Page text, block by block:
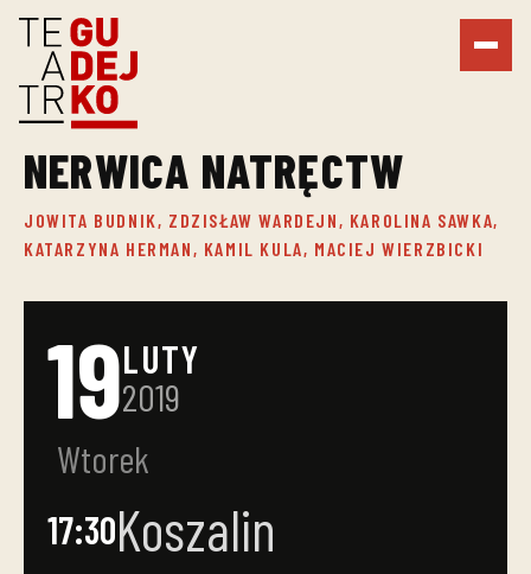
NERWICA NATRĘCTW
JOWITA BUDNIK, ZDZISŁAW WARDEJN, KAROLINA SAWKA,
KATARZYNA HERMAN, KAMIL KULA, MACIEJ WIERZBICKI
19LUTY
2019
Wtorek
17:30Koszalin